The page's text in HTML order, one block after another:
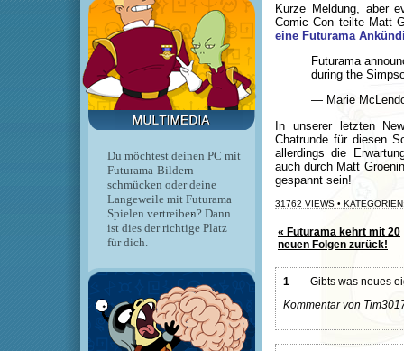
Du möchtest deinen PC mit
Futurama-Bildern
schmücken oder deine
Langeweile mit Futurama
Spielen vertreiben? Dann
ist dies der richtige Platz
für dich.
Kurze Meldung, aber
Comic Con teilte Matt
eine Futurama
Futurama
during the
— Marie
In unserer letzten
Chatrunde für diesen
allerdings die
auch durch Matt
gespannt sein!
31762 VIEWS •
« Futurama kehrt mit 20
neuen Folgen zurück!
1
Gibts was neues
Kommentar von